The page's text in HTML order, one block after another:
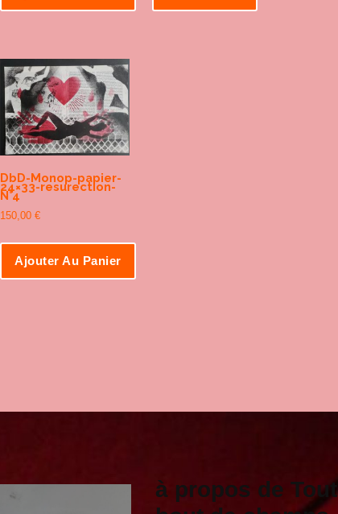
DbD-Monop-papier-
24×33-resurection-
N°4
150,00€
Ajouter Au Panier
à propos de Tout